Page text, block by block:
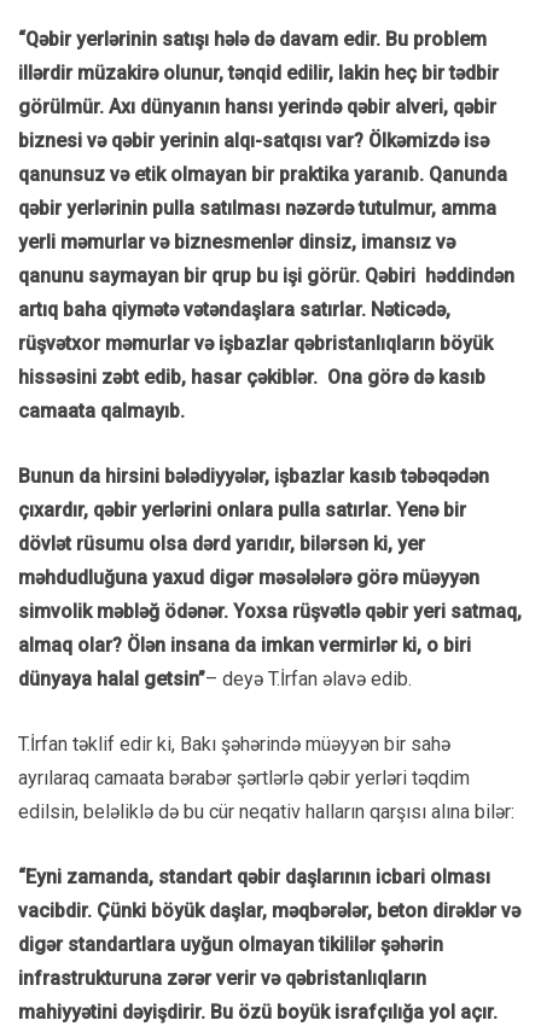
“Qəbir yerlərinin satışı hələ də davam edir. Bu problem
illərdir müzakirə olunur, tənqid edilir, lakin heç bir tədbir
görülmür. Axı dünyanın hansı yerində qəbir alveri, qəbir
biznesi və qəbir yerinin alqı-satqısı var? Ölkəmizdə isə
qanunsuz və etik olmayan bir praktika yaranıb. Qanunda
qəbir yerlərinin pulla satılması nəzərdə tutulmur, amma
yerli məmurlar və biznesmenlər dinsiz, imansız və
qanunu saymayan bir qrup bu işi görür. Qəbiri həddindən
artıq baha qiymətə vətəndaşlara satırlar. Nəticədə,
rüşvətxor məmurlar və işbazlar qəbristanlıqların böyük
hissəsini zəbt edib, hasar çəkiblər. Ona görə də kasıb
camaata qalmayıb.
Bunun da hirsini bələdiyyələr, işbazlar kasıb təbəqədən
çıxardır, qəbir yerlərini onlara pulla satırlar. Yenə bir
dövlət rüsumu olsa dərd yarıdır, bilərsən ki, yer
məhdudluğuna yaxud digər məsələlərə görə müəyyən
simvolik məbləğ ödənər. Yoxsa rüşvətlə qəbir yeri satmaq,
almaq olar? Ölən insana da imkan vermirlər ki, o biri
dünyaya halal getsin”– deyə T.İrfan əlavə edib.
T.İrfan təklif edir ki, Bakı şəhərində müəyyən bir sahə
ayrılaraq camaata bərabər şərtlərlə qəbir yerləri təqdim
edilsin, beləliklə də bu cür neqativ halların qarşısı alına bilər:
“Eyni zamanda, standart qəbir daşlarının icbari olması
vacibdir. Çünki böyük daşlar, məqbərələr, beton dirəklər və
digər standartlara uyğun olmayan tikililər şəhərin
infrastrukturuna zərər verir və qəbristanlıqların
mahiyyətini dəyişdirir. Bu özü boyük israfçılığa yol açır.